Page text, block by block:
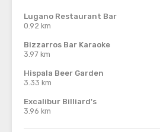
Lugano Restaurant Bar
0.92 km
Bizzarros Bar Karaoke
3.97 km
Hispala Beer Garden
3.33 km
Excalibur Billiard's
3.96 km